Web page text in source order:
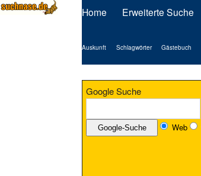
Home Erweiterte Suche
Auskunft Schlagwörter Gästebuch
Google Suche
Web